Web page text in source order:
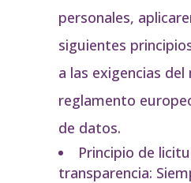
personales,
siguientes
a las exigencias del
reglamento
de datos.
Principio de
transparencia: